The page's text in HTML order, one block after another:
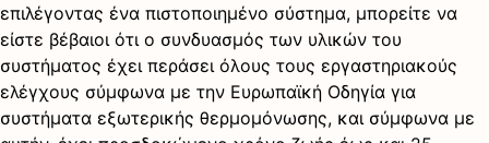
επιλέγοντας ένα πιστοποιημένο σύστημα, μπορείτε να
είστε βέβαιοι ότι ο συνδυασμός των υλικών του
συστήματος έχει περάσει όλους τους εργαστηριακούς
ελέγχους σύμφωνα με την Ευρωπαϊκή Οδηγία για
συστήματα εξωτερικής θερμομόνωσης, και σύμφωνα με